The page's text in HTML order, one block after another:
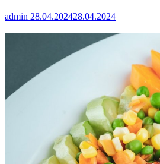
admin 28.04.202428.04.2024